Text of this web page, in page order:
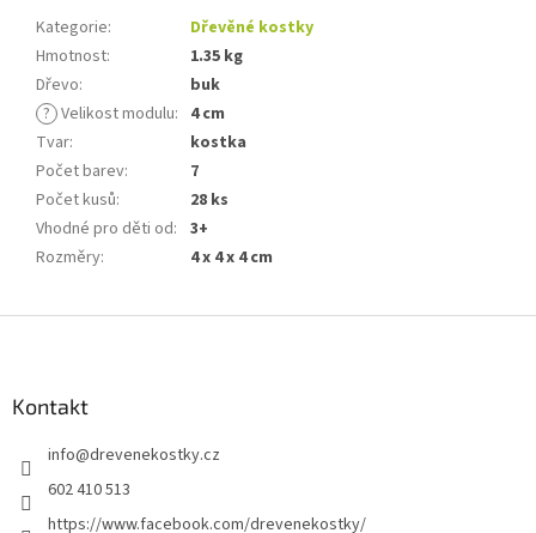
Kategorie:
Dřevěné kostky
Hmotnost:
1.35 kg
Dřevo:
buk
? Velikost modulu: 4 cm
Tvar:
kostka
Počet barev:
7
Počet kusů:
28 ks
Vhodné pro děti od: 3+
Rozměry: 4 x 4 x 4 cm
Kontakt
info@drevenekostky.cz
602 410 513
https://www.facebook.com/drevenekostky/